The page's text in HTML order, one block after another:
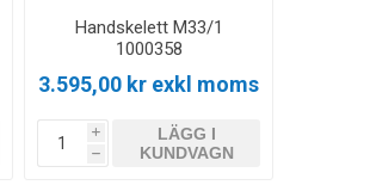
Handskelett M33/1
1000358
3.595,00 kr exkl moms
i
h
LÄGG I
KUNDVAGN